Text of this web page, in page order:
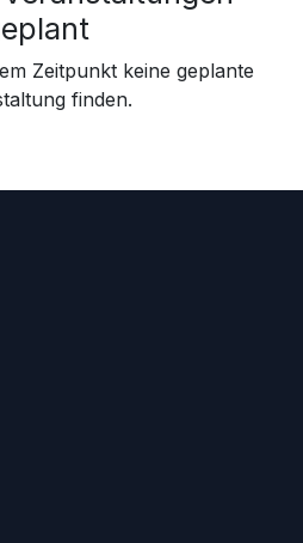
Zeitpunkt keine geplante
finden.